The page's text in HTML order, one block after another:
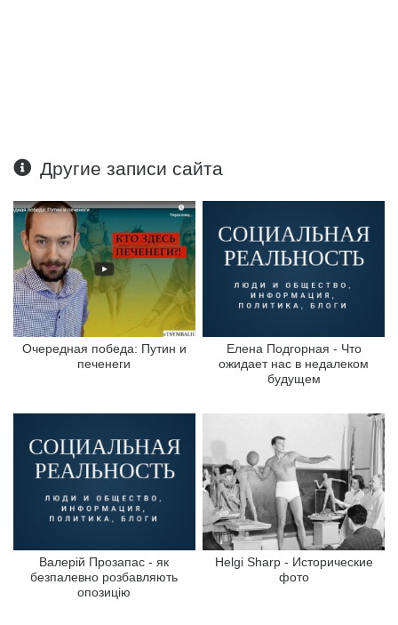
Другие записи сайта
Очередная победа: Путин и
печенеги
Елена Подгорная - Что
ожидает нас в недалеком
будущем
Валерій Прозапас - як
безпалевно розбавляють
опозицію
Helgi Sharp - Исторические
фото